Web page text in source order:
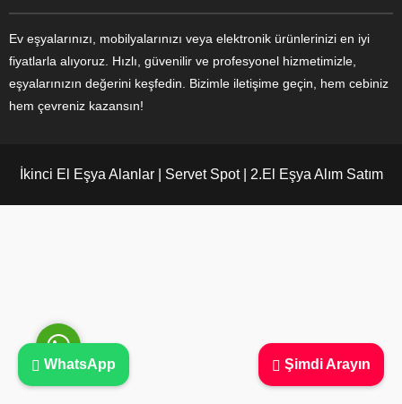
Ev eşyalarınızı, mobilyalarınızı veya elektronik ürünlerinizi en iyi
fiyatlarla alıyoruz. Hızlı, güvenilir ve profesyonel hizmetimizle,
eşyalarınızın değerini keşfedin. Bizimle iletişime geçin, hem cebiniz
hem çevreniz kazansın!
İkinci El Eşya Alanlar | Servet Spot | 2.El Eşya Alım Satım
Ayşe Yılmaz
Şimdi Arayın
WhatsApp